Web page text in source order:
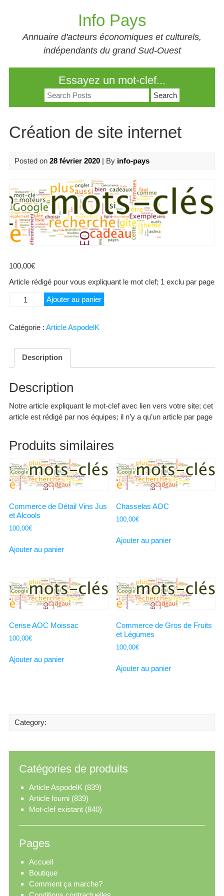
Info Pays
Annuaire d'acteurs économiques et culturels,
indépendants du grand Sud-Ouest
Essayez un mot-clef...
Search
for:
Création de site internet
Posted on 28 février 2020| By info-pays
100,00€
Article rédigé pour vous expliquant le mot clef; 1 exclu par page
quantité
de
Ajouter au panier
Catégorie : Article AspodelK
Description
Description
Notre article expliquant le mot-clef avec lien vers votre site; cet
article est rédigé par nos équipes; il n’y a qu’un article par page
Produits similaires
Commerce de Détail Vins Jus
et Alcools
100,00€
Ajouter au panier
Chasselas AOC
100,00€
Ajouter au panier
Cerise AOC Moissac
100,00€
Ajouter au panier
Commerce de Gros de Fruits
et Légumes
100,00€
Ajouter au panier
Category:
Catégories de produits
Article AspodelK (839)
Article fourni (839)
Mot-clef existant (840)
Pages
Accueil
Boutique
Comment ça marche?